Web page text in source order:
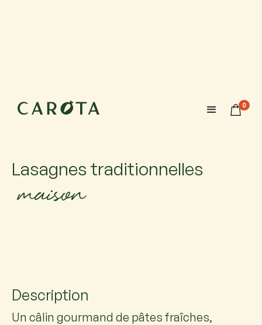
0
20 novembre 2026
Maximum 6 participants avec 1 accompagnateur chacun.
Lasagnes traditionnelles
maison
Description
Un câlin gourmand de pâtes fraîches,